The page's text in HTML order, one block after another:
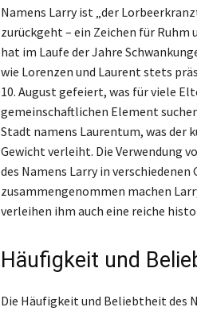
Namens Larry ist „der
zurückgeht – ein Zeichen für Ruhm
hat im Laufe der Jahre
wie Lorenzen und Laurent stets
10. August gefeiert, was für viele
gemeinschaftlichen Element
Stadt namens Laurentum, was der
Gewicht verleiht. Die Verwendung
des Namens Larry in
zusammengenommen machen
verleihen ihm auch eine reiche
Häufigkeit und
Die Häufigkeit und Beliebtheit des